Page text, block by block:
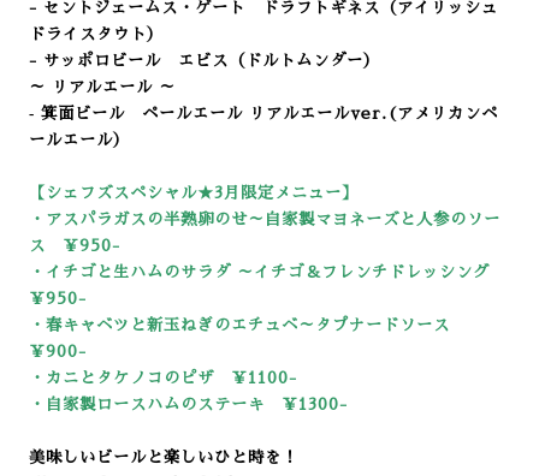
- セントジェームス・ゲート ドラフトギネス（アイリッシュ
ドライスタウト）
- サッポロビール エビス（ドルトムンダー）
～ リアルエール ～
‐ 箕面ビール ペールエール リアルエールver.(アメリカンペ
ールエール）
【シェフズスペシャル★3 月限定メニュー】
・アスパラガスの半熟卵のせ～自家製マヨネーズと人参のソー
ス ￥950-
・イチゴと生ハムのサラダ ～イチゴ＆フレンチドレッシング
￥950-
・春キャベツと新玉ねぎのエチュベ～タプナードソース
￥900-
・カニとタケノコのピザ ￥1100-
・自家製ロースハムのステーキ ￥1300-
美味しいビールと楽しいひと時を！